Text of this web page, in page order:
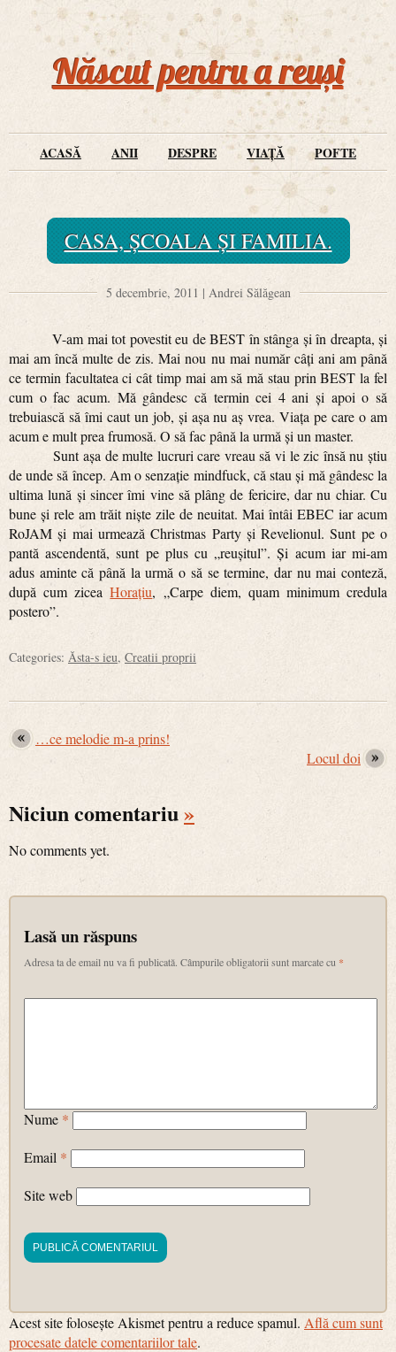
Născut pentru a reuși
ACASĂ ANII DESPRE VIAȚĂ POFTE
CASA, ȘCOALA ȘI FAMILIA.
5 decembrie, 2011 | Andrei Sălăgean
V-am mai tot povestit eu de BEST în stânga și în dreapta, și
mai am încă multe de zis. Mai nou nu mai număr câți ani am până
ce termin facultatea ci cât timp mai am să mă stau prin BEST la fel
cum o fac acum. Mă gândesc că termin cei 4 ani și apoi o să
trebuiască să îmi caut un job, și așa nu aș vrea. Viața pe care o am
acum e mult prea frumosă. O să fac până la urmă și un master.
Sunt așa de multe lucruri care vreau să vi le zic însă nu știu
de unde să încep. Am o senzație mindfuck, că stau și mă gândesc la
ultima lună și sincer îmi vine să plâng de fericire, dar nu chiar. Cu
bune și rele am trăit niște zile de neuitat. Mai întâi EBEC iar acum
RoJAM și mai urmează Christmas Party și Revelionul. Sunt pe o
pantă ascendentă, sunt pe plus cu „reușitul”. Și acum iar mi-am
adus aminte că până la urmă o să se termine, dar nu mai conteză,
după cum ziceaHorațiu, „Carpe diem, quam minimum credula
postero”.
Categories: Ăsta-s ieu, Creatii proprii
…ce melodie m-a prins!
Locul doi
Niciun comentariu»
No comments yet.
Lasă un răspuns
Adresa ta de email nu va fi publicată. Câmpurile obligatorii sunt marcate cu *
Nume *
Email *
Site web
Acest site folosește Akismet pentru a reduce spamul. Află cum sunt
procesate datele comentariilor tale.